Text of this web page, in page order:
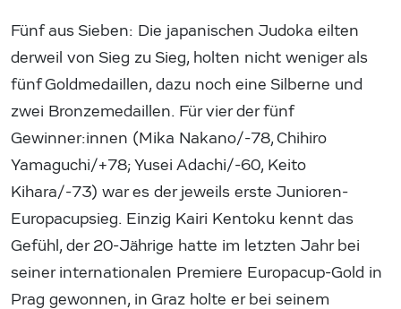
Fünf aus Sieben: Die japanischen Judoka eilten
derweil von Sieg zu Sieg, holten nicht weniger als
fünf Goldmedaillen, dazu noch eine Silberne und
zwei Bronzemedaillen. Für vier der fünf
Gewinner:innen (Mika Nakano/-78, Chihiro
Yamaguchi/+78; Yusei Adachi/-60, Keito
Kihara/-73) war es der jeweils erste Junioren-
Europacupsieg. Einzig Kairi Kentoku kennt das
Gefühl, der 20-Jährige hatte im letzten Jahr bei
seiner internationalen Premiere Europacup-Gold in
Prag gewonnen, in Graz holte er bei seinem